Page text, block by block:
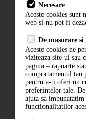
Livrare
Contact
Politica de
ANPC
Necesare
Aceste cookies sunt
web si nu pot fi
De masurare si
Aceste cookies ne
viziteaza site-ul sau
pagina – rapoarte
comportamentul tau
pentru a-ti oferi un
preferintelor tale.
ajuta sa
functionalitatilor